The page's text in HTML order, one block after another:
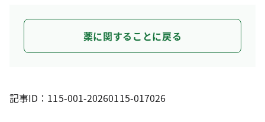
薬に関することに戻る
記事ID：115-001-20260115-017026